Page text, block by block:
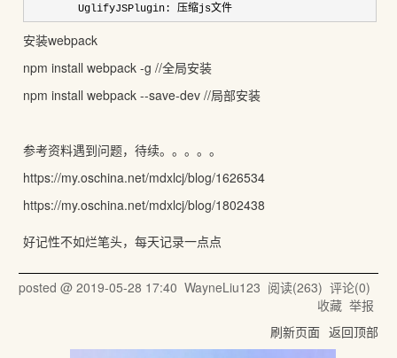
UglifyJSPlugin: 压缩js文件
安装webpack
npm install webpack -g //全局安装
npm install webpack --save-dev //局部安装
参考资料遇到问题，待续。。。。。
https://my.oschina.net/mdxlcj/blog/1626534
https://my.oschina.net/mdxlcj/blog/1802438
好记性不如烂笔头，每天记录一点点
posted @ 2019-05-28 17:40 WayneLiu123 阅读(263) 评论(0)
收藏 举报
刷新页面 返回顶部